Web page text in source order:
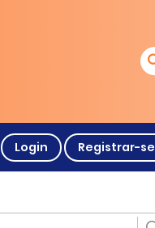
Login Registrar-se